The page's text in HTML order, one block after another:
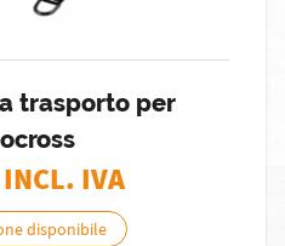
trasporto per
IVA
disponibile